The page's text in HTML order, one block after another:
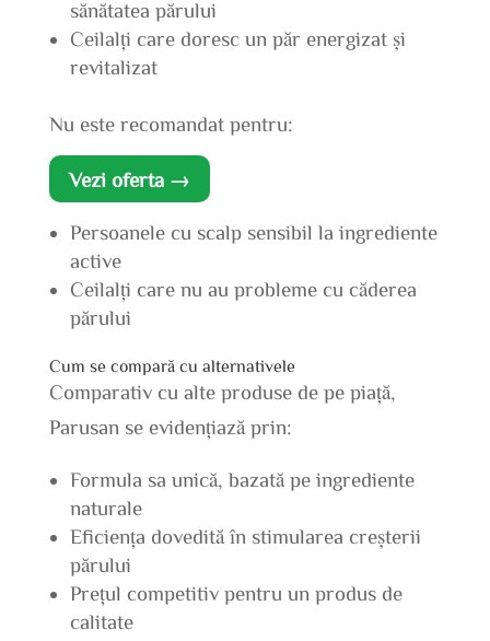
sănătatea părului
Ceilalți care doresc un păr energizat și
revitalizat
Nu este recomandat pentru:
Vezi oferta →
Persoanele cu scalp sensibil la ingrediente
active
Ceilalți care nu au probleme cu căderea
părului
Cum se compară cu alternativele
Comparativ cu alte produse de pe piață,
Parusan se evidențiază prin:
Formula sa unică, bazată pe ingrediente
naturale
Eficiența dovedită în stimularea creșterii
părului
Prețul competitiv pentru un produs de
calitate